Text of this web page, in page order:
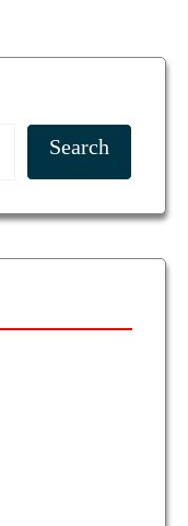
Search